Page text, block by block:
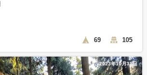
69 105
2023年10月31日